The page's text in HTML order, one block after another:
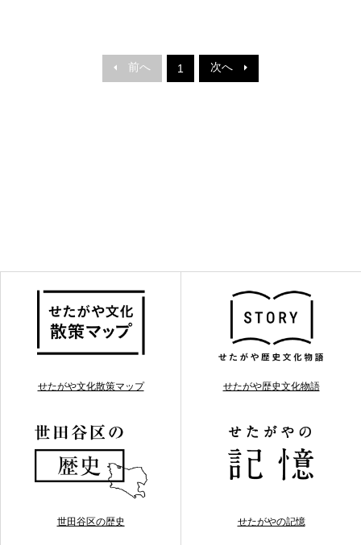
前へ 1 次へ
せたがや文化散策マップ せたがや歴史文化物語
世田谷区の歴史 せたがやの記憶